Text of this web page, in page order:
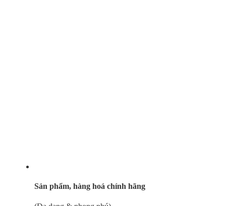
Sản phẩm, hàng hoá chính hãng